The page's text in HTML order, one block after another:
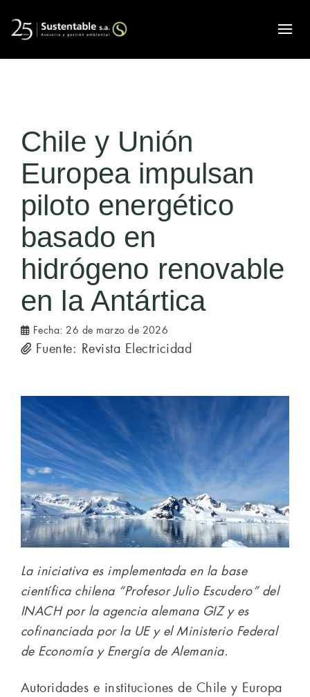
Chile y Unión
Europea impulsan
piloto energético
basado en
hidrógeno renovable
en la Antártica
Fecha: 26 de marzo de 2026
Fuente: Revista Electricidad
La iniciativa es implementada en la base
científica chilena “Profesor Julio Escudero” del
INACH por la agencia alemana GIZ y es
cofinanciada por la UE y el Ministerio Federal
de Economía y Energía de Alemania.
Autoridades e instituciones de Chile y Europa